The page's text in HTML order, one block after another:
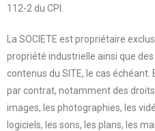
112-2 du CPI.
La SOCIETE est propriétaire
propriété industrielle ainsi que
contenus du SITE, le cas
par contrat, notamment des droits
images, les photographies, les
logiciels, les sons, les plans, les